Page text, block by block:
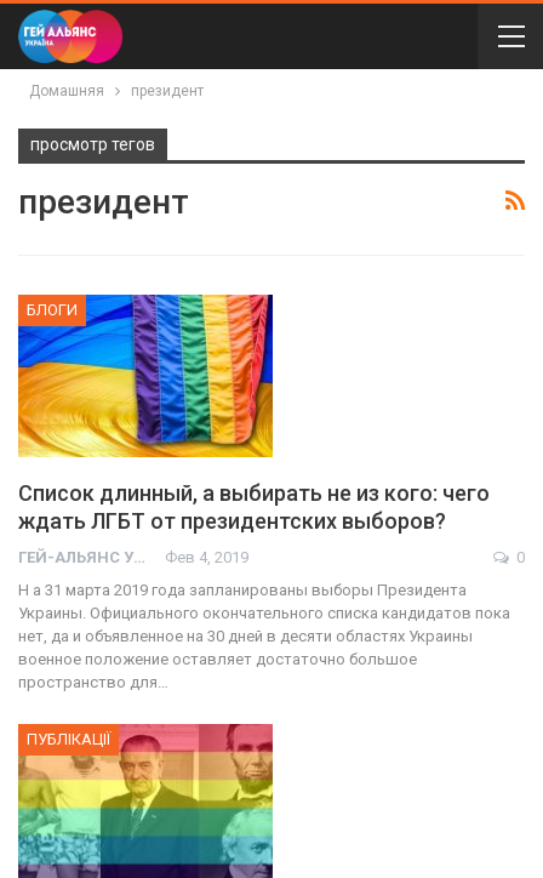
Домашняя президент
просмотр тегов
президент
БЛОГИ
Список длинный, а выбирать не из кого: чего
ждать ЛГБТ от президентских выборов?
ГЕЙ-АЛЬЯНС УКРАИНА Фев 4, 2019
0
Н а 31 марта 2019 года запланированы выборы Президента
Украины. Официального окончательного списка кандидатов пока
нет, да и объявленное на 30 дней в десяти областях Украины
военное положение оставляет достаточно большое
пространство для…
ПУБЛІКАЦІЇ